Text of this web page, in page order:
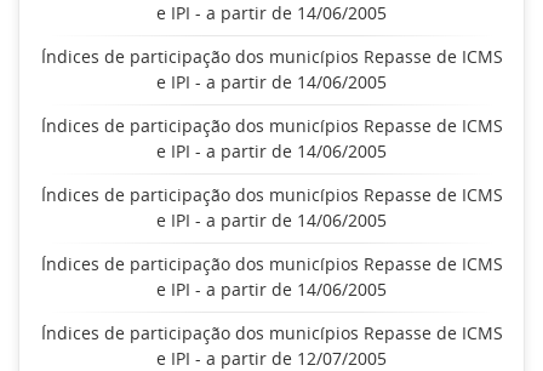
e IPI - a partir de 14/06/2005
Índices de participação dos municípios Repasse de ICMS
e IPI - a partir de 14/06/2005
Índices de participação dos municípios Repasse de ICMS
e IPI - a partir de 14/06/2005
Índices de participação dos municípios Repasse de ICMS
e IPI - a partir de 14/06/2005
Índices de participação dos municípios Repasse de ICMS
e IPI - a partir de 14/06/2005
Índices de participação dos municípios Repasse de ICMS
e IPI - a partir de 12/07/2005